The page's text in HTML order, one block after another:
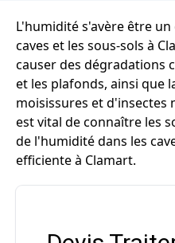
L'humidité s'avère être
caves et les sous-sols à
causer des dégradations
et les plafonds, ainsi que
moisissures et d'insectes
est vital de connaître les
de l'humidité dans les
efficiente à Clamart.